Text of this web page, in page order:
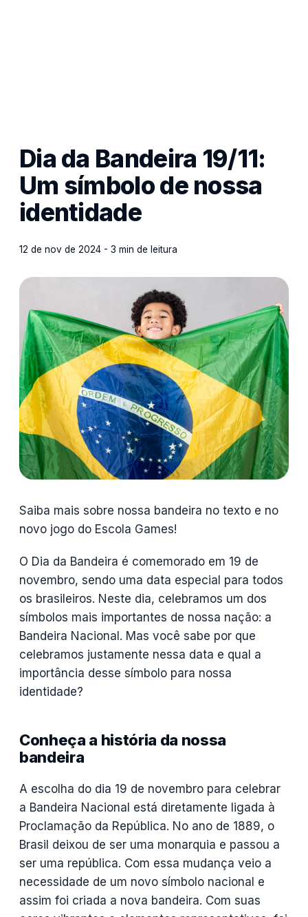
Dia da Bandeira 19/11:
Um símbolo de nossa
identidade
12 de nov de 2024 - 3 min de leitura
Saiba mais sobre nossa bandeira no texto e no
novo jogo do Escola Games!
O Dia da Bandeira é comemorado em 19 de
novembro, sendo uma data especial para todos
os brasileiros. Neste dia, celebramos um dos
símbolos mais importantes de nossa nação: a
Bandeira Nacional. Mas você sabe por que
celebramos justamente nessa data e qual a
importância desse símbolo para nossa
identidade?
Conheça a história da nossa
bandeira
A escolha do dia 19 de novembro para celebrar
a Bandeira Nacional está diretamente ligada à
Proclamação da República. No ano de 1889, o
Brasil deixou de ser uma monarquia e passou a
ser uma república. Com essa mudança veio a
necessidade de um novo símbolo nacional e
assim foi criada a nova bandeira. Com suas